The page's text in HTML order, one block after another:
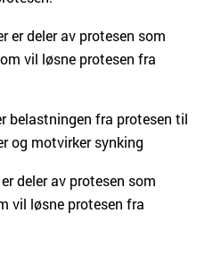
er deler av protesen som
vil løsne protesen fra
belastningen fra protesen til
og motvirker synking
deler av protesen som
vil løsne protesen fra